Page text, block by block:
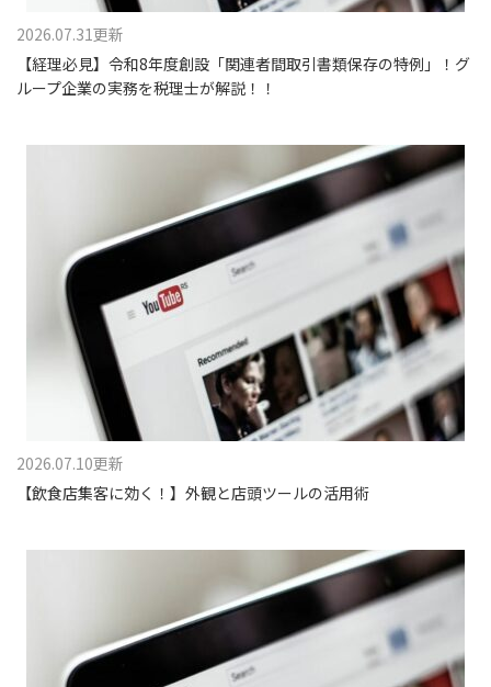
2026.07.31更新
【経理必見】令和8年度創設「関連者間取引書類保存の特例」！グ
ループ企業の実務を税理士が解説！！
2026.07.10更新
【飲食店集客に効く！】外観と店頭ツールの活用術